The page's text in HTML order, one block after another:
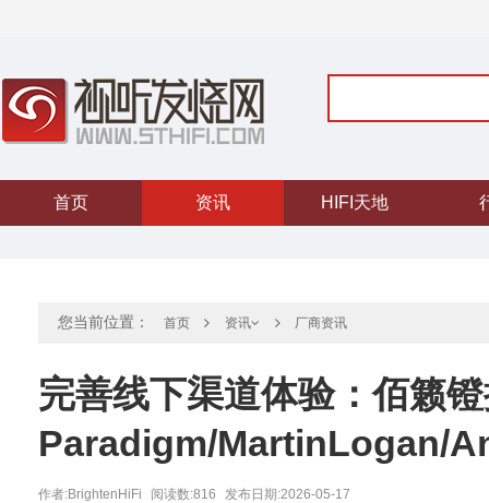
首页 资讯 HIFI天地
您当前位置： 首页 资讯 厂商资讯
完善线下渠道体验：佰籁
Paradigm/MartinLogan/
作者:BrightenHiFi 阅读数:816 发布日期:2026-05-17